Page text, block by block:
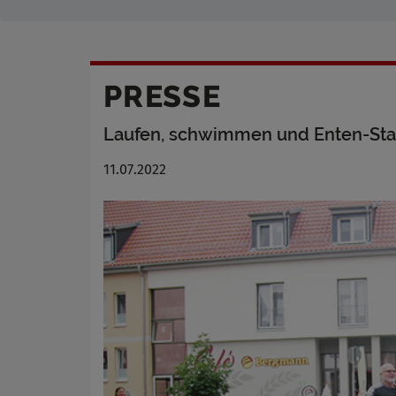
PRESSE
Laufen, schwimmen und Enten-
11.07.2022